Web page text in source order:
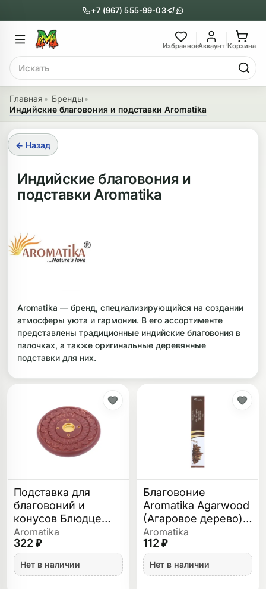
+7 (967) 555-99-03
ИзбранноеАккаунт Корзина
Поиск
Главное меню
Бонги
с перколятором
бонги
бонги
Главное
Трубки
Назад
Главная
Бренды
Индийские благовония и подставки Aromatika
← Назад
Индийские благовония и
подставки Aromatika
Aromatika — бренд, специализирующийся на создании
атмосферы уюта и гармонии. В его ассортименте
представлены традиционные индийские благовония в
палочках, а также оригинальные деревянные
подставки для них.
Подставка для
благовоний и
конусов Блюдце
Цветок v.2
деревянная
Aromatika
322 ₽
Нет в наличии
Благовоние
Aromatika Agarwood
(Агаровое дерево)
15 гр
Aromatika
112 ₽
Нет в наличии